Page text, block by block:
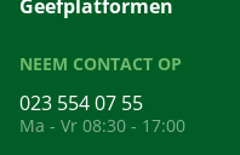
Geefplatformen
NEEM CONTACT OP
023 554 07 55
Ma - Vr 08:30 - 17:00